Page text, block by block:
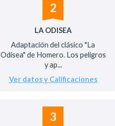
2
LA ODISEA
Adaptación del clásico "La
Odisea" de Homero. Los peligros
y ap...
Ver datos y Calificaciones
3